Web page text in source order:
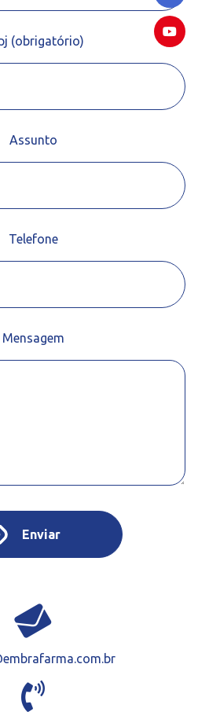
(obrigatório)
Assunto
Telefone
Mensagem